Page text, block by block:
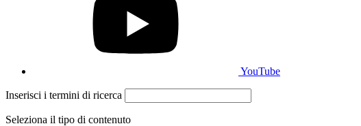
YouTube
Inserisci i termini di ricerca
Seleziona il tipo di contenuto